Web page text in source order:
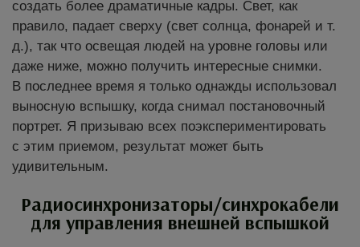
создать более драматичные кадры. Свет, как
правило, падает сверху (свет солнца, фонарей и т.
д.), так что освещая людей на уровне головы или
даже ниже, можно получить интересные снимки.
В последнее время я только однажды использовал
выносную вспышку, когда снимал постановочный
портрет. Я призываю всех поэкспериментировать
с этим приемом, результат может быть
удивительным.
Радиосинхронизаторы/синхрокабели
для управления внешней вспышкой